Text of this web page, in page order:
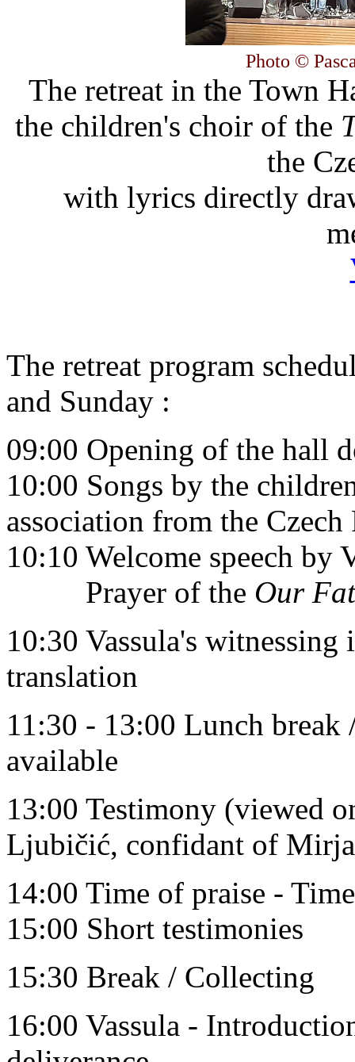
Photo ©
The retreat in the Town
the children's choir of the
the
with lyrics directly
The retreat program
and Sunday :
09:00 Opening of the hall
10:00 Songs by the
association from the
10:10 Welcome speech by
Prayer of the Our
10:30 Vassula's
translation
11:30 - 13:00 Lunch break
available
13:00 Testimony (viewed
Ljubičić, confidant of
14:00 Time of praise -
15:00 Short testimonies
15:30 Break / Collecting
16:00 Vassula -